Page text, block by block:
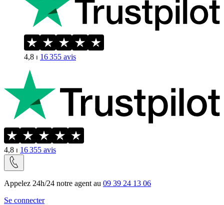
4,8 ⏐ 16 355 avis
4,8 ⏐ 16 355 avis
Appelez 24h/24 notre agent au 09 39 24 13 06
Se connecter